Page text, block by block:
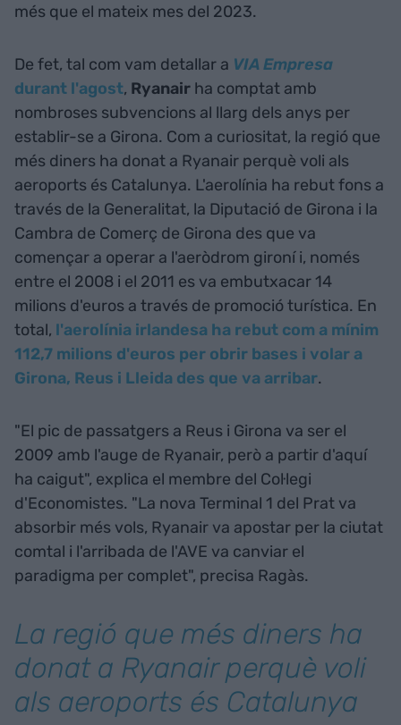
més que el mateix mes del 2023.
De fet, tal com vam detallar a VIA Empresa
durant l'agost, Ryanair ha comptat amb
nombroses subvencions al llarg dels anys per
establir-se a Girona. Com a curiositat, la regió que
més diners ha donat a Ryanair perquè voli als
aeroports és Catalunya. L'aerolínia ha rebut fons a
través de la Generalitat, la Diputació de Girona i la
Cambra de Comerç de Girona des que va
començar a operar a l'aeròdrom gironí i, només
entre el 2008 i el 2011 es va embutxacar 14
milions d'euros a través de promoció turística. En
total, l'aerolínia irlandesa ha rebut com a mínim
112,7 milions d'euros per obrir bases i volar a
Girona, Reus i Lleida des que va arribar.
"El pic de passatgers a Reus i Girona va ser el
2009 amb l'auge de Ryanair, però a partir d'aquí
ha caigut", explica el membre del Col·legi
d'Economistes. "La nova Terminal 1 del Prat va
absorbir més vols, Ryanair va apostar per la ciutat
comtal i l'arribada de l'AVE va canviar el
paradigma per complet", precisa Ragàs.
La regió que més diners ha
donat a Ryanair perquè voli
als aeroports és Catalunya